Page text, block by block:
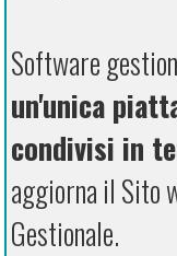
Software
un'unica
condivisi in
aggiorna il Sito
Gestionale.